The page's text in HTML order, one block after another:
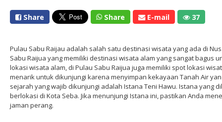
Share Share E-mail 37
Pulau Sabu Raijau adalah salah satu destinasi wisata yang ada di
Sabu Raijua yang memiliki destinasi wisata alam yang sangat bagus
lokasi wisata alam, di Pulau Sabu Raijua juga memiliki spot lokasi
menarik untuk dikunjungi karena menyimpan kekayaan Tanah Air
sejarah yang wajib dikunjungi adalah Istana Teni Hawu. Istana yang
berlokasi di Kota Seba. Jika menunjungi Istana ini, pastikan Anda
jaman perang.